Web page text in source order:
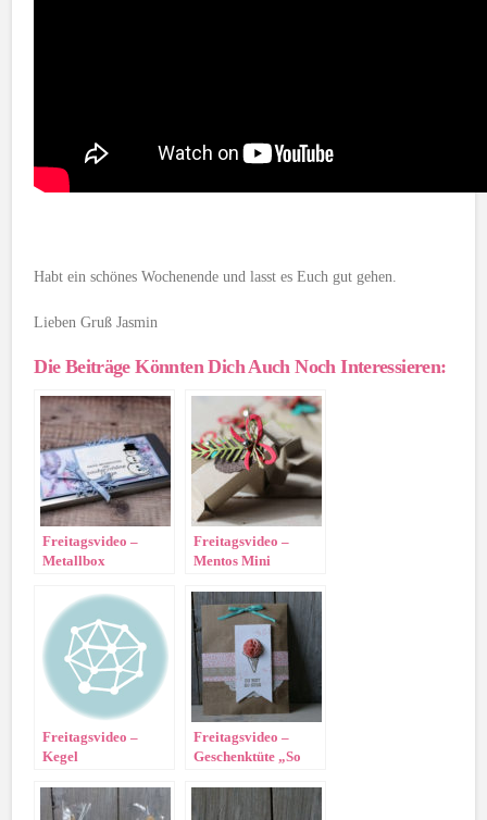
Habt ein schönes Wochenende und lasst es Euch gut gehen.
Lieben Gruß Jasmin
Die Beiträge Könnten Dich Auch Noch Interessieren:
Freitagsvideo –
Metallbox
Freitagsvideo –
Mentos Mini
Freitagsvideo –
Kegel
Freitagsvideo –
Geschenktüte „So